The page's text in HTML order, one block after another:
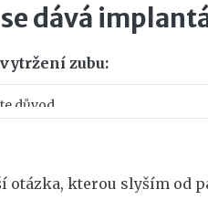
dává
zubu:
otázka, kterou slyším od